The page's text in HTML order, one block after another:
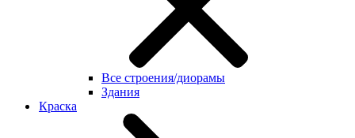
Все строения/диорамы
Здания
Краска